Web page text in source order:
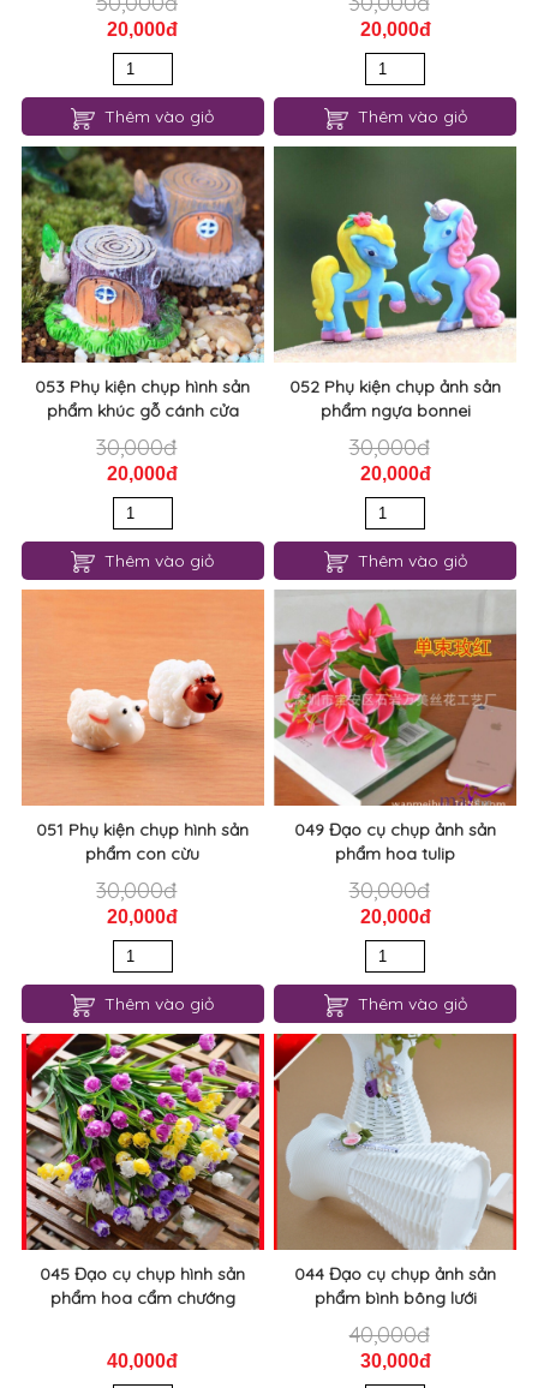
20,000đ
Thêm vào giỏ
20,000đ
Thêm vào giỏ
053 Phụ kiện chụp hình sản
phẩm khúc gỗ cánh cửa
30,000đ
20,000đ
Thêm vào giỏ
052 Phụ kiện chụp ảnh sản
phẩm ngựa bonnei
30,000đ
20,000đ
Thêm vào giỏ
051 Phụ kiện chụp hình sản
phẩm con cừu
30,000đ
20,000đ
Thêm vào giỏ
049 Đạo cụ chụp ảnh sản
phẩm hoa tulip
30,000đ
20,000đ
Thêm vào giỏ
045 Đạo cụ chụp hình sản
phẩm hoa cẩm chướng
40,000đ
044 Đạo cụ chụp ảnh sản
phẩm bình bông lưới
40,000đ
30,000đ